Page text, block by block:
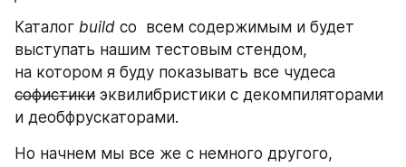
Каталог build со  всем содержимым и будет
выступать нашим тестовым стендом,
софистики эквилибристики с декомпиляторами
и деобфрускаторами.
Но начнем мы все же с немного другого,